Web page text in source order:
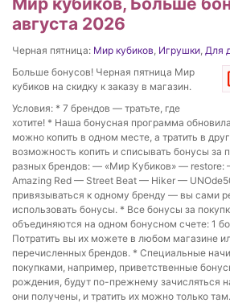
августа 2026
Черная пятница: Мир кубиков, Игрушки, Для
Больше бонусов! Черная пятница Мир
кубиков на скидку к заказу в магазин.
Условия: * 7 брендов — тратьте, где
хотите! * Наша бонусная программа
можно копить в одном месте, а тратить в
возможность копить и списывать бонусы за
разных брендов: — «Мир Кубиков» —
Amazing Red — Street Beat — Hiker —
привязываться к одному бренду — вы сами
использовать бонусы. * Все бонусы за
объединяются на одном бонусном счете: 1
Потратить вы их можете в любом магазине
перечисленных брендов. * Специальные
покупками, например, приветственные
рождения, будут по-прежнему зачисляться
они получены, и тратить их можно только там.